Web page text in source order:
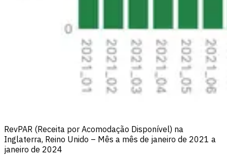
RevPAR (Receita por Acomodação Disponível) na
Inglaterra, Reino Unido – Mês a mês de janeiro de 2021 a
janeiro de 2024